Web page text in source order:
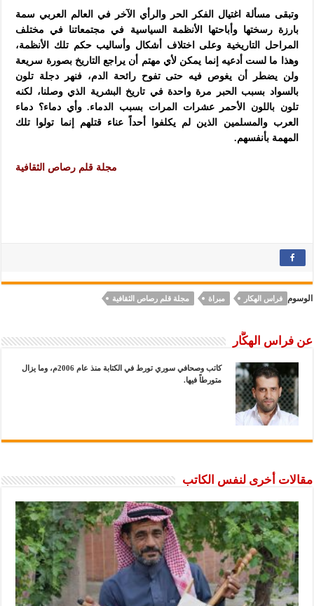
وتبقى مسألة اغتيال الفكر الحر والرأي الآخر في العالم العربي سمة
بارزة رسختها وأباحتها الأنظمة السياسية في مجتمعاتنا في مختلف
المراحل التاريخية وعلى اختلاف أشكال وأساليب حكم تلك الأنظمة،
وهذا ما لست أدعيه إنما يمكن لأي مهتم أن يراجع التاريخ بصورة سريعة
ولن يضطر أن يغوص فيه حتى تفوح رائحة الدم، فنهر دجلة تلون
بالسواد بسبب الحبر مرة واحدة في تاريخ البشرية الذي وصلنا، لكنه
تلون باللون الأحمر عشرات المرات بسبب الدماء. وأي دماء؟ دماء
العرب والمسلمين الذين لم يكلفوا أحداً عناء قتلهم إنما تولوا تلك
المهمة بأنفسهم.
مجلة قلم رصاص الثقافية
الوسوم فراس الهكار مبراة مجلة قلم رصاص الثقافية
عن فراس الهكَّار
كاتب وصحافي سوري تورط في الكتابة منذ عام 2006م، وما يزال
متورطاً فيها.
مقالات أخرى لنفس الكاتب